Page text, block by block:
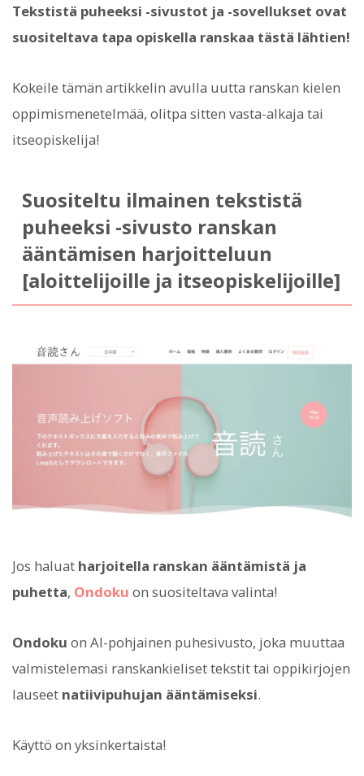
Tekstistä puheeksi -sivustot ja -sovellukset ovat
suositeltava tapa opiskella ranskaa tästä lähtien!
Kokeile tämän artikkelin avulla uutta ranskan kielen
oppimismenetelmää, olitpa sitten vasta-alkaja tai
itseopiskelija!
Suositeltu ilmainen tekstistä
puheeksi -sivusto ranskan
ääntämisen harjoitteluun
[aloittelijoille ja itseopiskelijoille]
Jos haluat harjoitella ranskan ääntämistä ja
puhetta, Ondoku on suositeltava valinta!
Ondoku on AI-pohjainen puhesivusto, joka muuttaa
valmistelemasi ranskankieliset tekstit tai oppikirjojen
lauseet natiivipuhujan ääntämiseksi.
Käyttö on yksinkertaista!